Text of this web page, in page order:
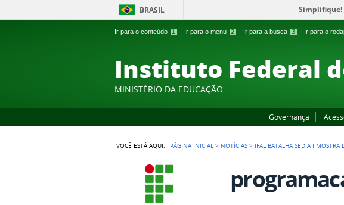
Ir para o conteúdo 1 Ir para o menu 2 Ir para a busca 3 Ir para o
BRASIL Simplifique!
Instituto Federal
MINISTÉRIO DA EDUCAÇÃO
Governança
VOCÊ ESTÁ AQUI: PÁGINA INICIAL > NOTÍCIAS > IFAL BATALHA SEDIA I MOSTRA